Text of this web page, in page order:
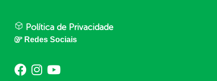
Política de Privacidade
Redes Sociais